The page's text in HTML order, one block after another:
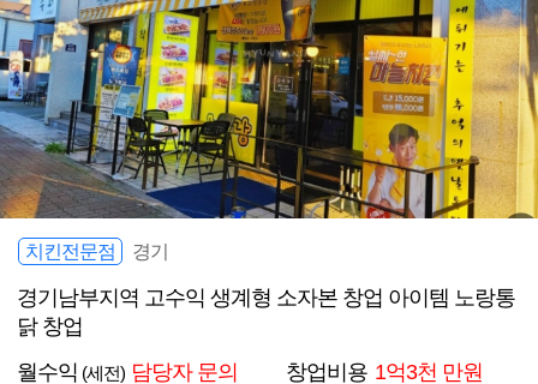
치킨전문점 경기
경기남부지역 고수익 생계형 소자본 창업 아이템 노랑통
닭 창업
월수익 (세전) 담당자 문의 창업비용 1억3천 만원